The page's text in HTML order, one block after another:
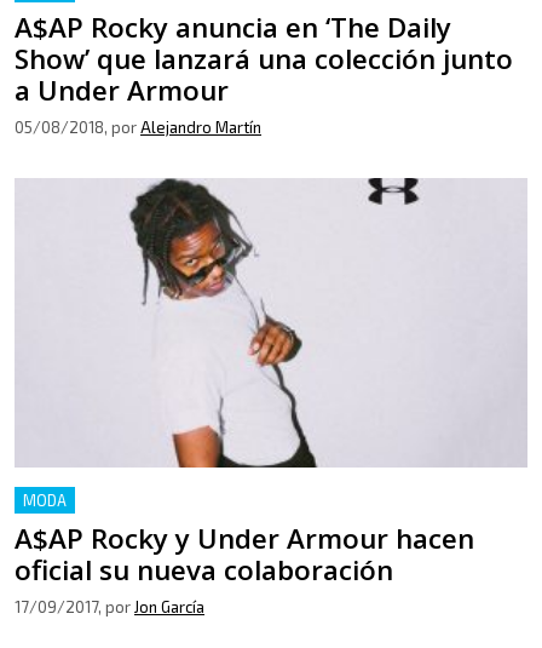
A$AP Rocky anuncia en ‘The Daily
Show’ que lanzará una colección junto
a Under Armour
05/08/2018, porAlejandro Martín
MODA
A$AP Rocky y Under Armour hacen
oficial su nueva colaboración
17/09/2017, por Jon García